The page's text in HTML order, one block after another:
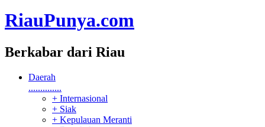
RiauPunya.com
Berkabar dari Riau
Daerah
..............
+ Internasional
+ Siak
+ Kepulauan Meranti